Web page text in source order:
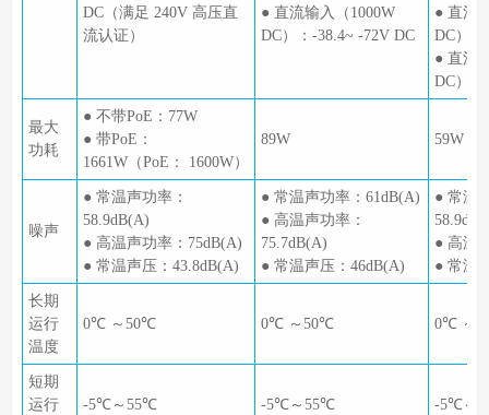
DC（满足 240V 高压直
流认证）
● 直流输入（1000W
DC）：-38.4~ -72V DC
● 直流
DC）：
● 直流
DC）：
最大
功耗
● 不带PoE：77W
● 带PoE：
1661W（PoE： 1600W）
89W 59W
噪声
● 常温声功率：
58.9dB(A)
● 高温声功率：75dB(A)
● 常温声压：43.8dB(A)
● 常温声功率：61dB(A)
● 高温声功率：
75.7dB(A)
● 常温声压：46dB(A)
● 常温
● 高温
● 常温
长期
运行
温度
0℃ ～50℃ 0℃ ～50℃ 0℃ ～
短期
运行
-5℃～55℃ -5℃～55℃ -5℃～